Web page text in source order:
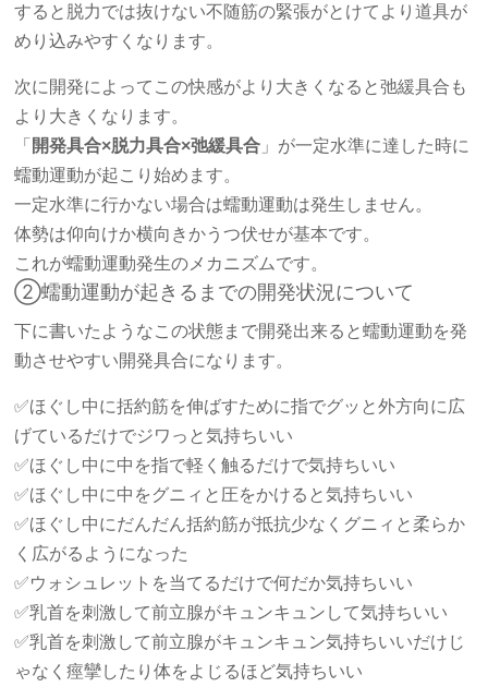
すると脱力では抜けない不随筋の緊張がとけてより道具が
めり込みやすくなります。
次に開発によってこの快感がより大きくなると弛緩具合も
より大きくなります。
「 開発具合×脱力具合×弛緩具合 」が一定水準に達した時に
蠕動運動が起こり始めます。
一定水準に行かない場合は蠕動運動は発生しません。
体勢は仰向けか横向きかうつ伏せが基本です。
これが蠕動運動発生のメカニズムです。
②蠕動運動が起きるまでの開発状況について
下に書いたようなこの状態まで開発出来ると蠕動運動を発
動させやすい開発具合になります。
✅ほぐし中に括約筋を伸ばすために指でグッと外方向に広
げているだけでジワっと気持ちいい
✅ほぐし中に中を指で軽く触るだけで気持ちいい
✅ほぐし中に中をグニィと圧をかけると気持ちいい
✅ほぐし中にだんだん括約筋が抵抗少なくグニィと柔らか
く広がるようになった
✅ウォシュレットを当てるだけで何だか気持ちいい
✅乳首を刺激して前立腺がキュンキュンして気持ちいい
✅乳首を刺激して前立腺がキュンキュン気持ちいいだけじ
ゃなく痙攣したり体をよじるほど気持ちいい